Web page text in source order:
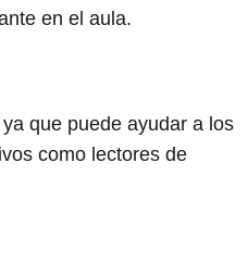
en el aula.
que puede ayudar a los
como lectores de